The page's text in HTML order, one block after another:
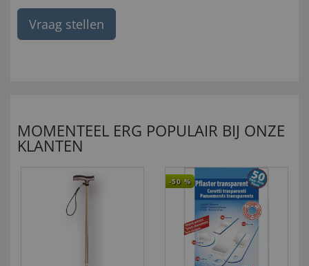
Vraag stellen
MOMENTEEL ERG POPULAIR BIJ ONZE
KLANTEN
-50 %